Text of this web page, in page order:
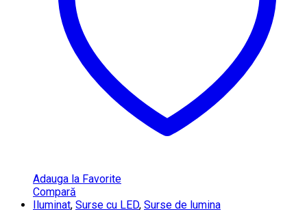
Adauga la Favorite
Compară
Iluminat, Surse cu LED, Surse de lumina